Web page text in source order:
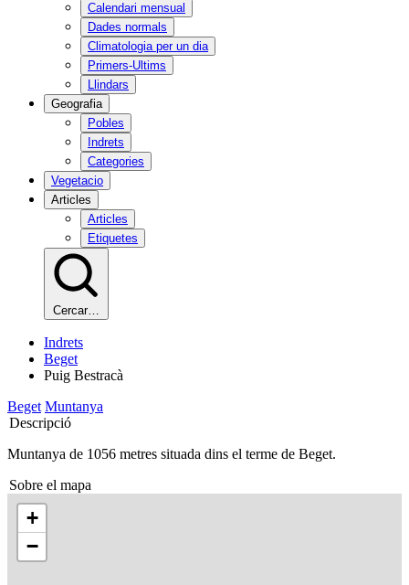
Calendari mensual
Dades normals
Climatologia per un dia
Primers-Ultims
Llindars
Geografia
Pobles
Indrets
Categories
Vegetacio
Articles
Articles
Etiquetes
Cercar…
Indrets
Beget
Puig Bestracà
Beget Muntanya
Descripció
Muntanya de 1056 metres situada dins el terme de Beget.
Sobre el mapa
+
−